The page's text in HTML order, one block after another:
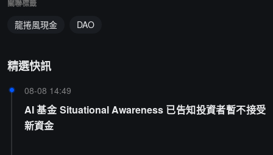
關聯標籤
龍捲風現金 DAO
精選快訊
08-08 14:49
AI 基金 Situational Awareness 已告知投資者暫不接受
新資金